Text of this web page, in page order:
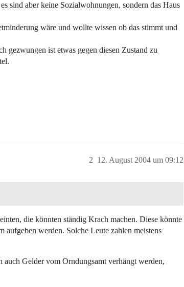
sind aber keine Sozialwohnungen, sondern das Haus
wäre und wollte wissen ob das stimmt und
gezwungen ist etwas gegen diesen Zustand zu
12. August 2004 um 09:12
2
die könnten ständig Krach machen. Diese könnte
werden. Solche Leute zahlen meistens
Gelder vom Orndungsamt verhängt werden,